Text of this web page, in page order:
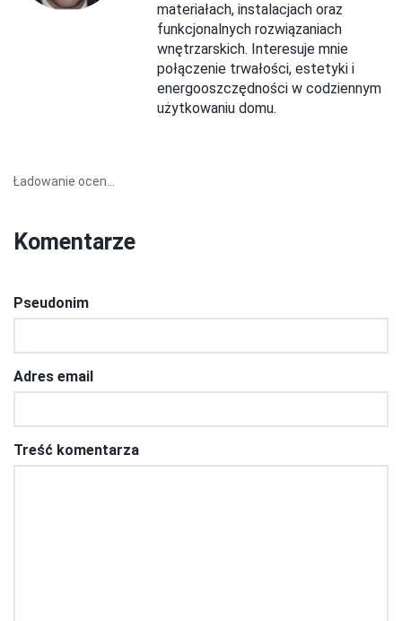
materiałach, instalacjach oraz
funkcjonalnych rozwiązaniach
wnętrzarskich. Interesuje mnie
połączenie trwałości, estetyki i
energooszczędności w codziennym
użytkowaniu domu.
Ładowanie ocen...
Komentarze
Pseudonim
Adres email
Treść komentarza